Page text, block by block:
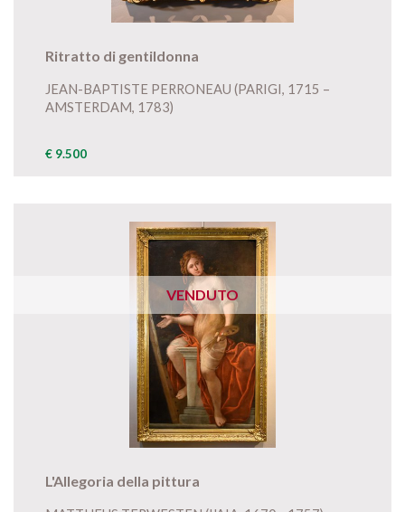
Ritratto di gentildonna
JEAN-BAPTISTE PERRONEAU (PARIGI, 1715 –
AMSTERDAM, 1783)
€ 9.500
VENDUTO
L'Allegoria della pittura